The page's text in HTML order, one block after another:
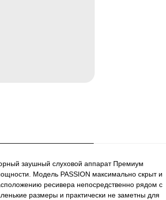
заушный слуховой аппарат Премиум
Модель PASSION максимально скрыт и
ресивера непосредственно рядом с
размеры и практически не заметны для